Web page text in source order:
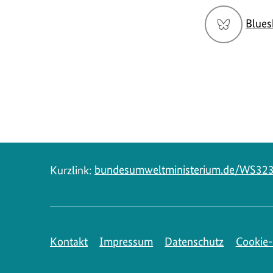
Kurzlink: bundesumweltministerium.de/WS323
Kontakt Impressum Datenschutz